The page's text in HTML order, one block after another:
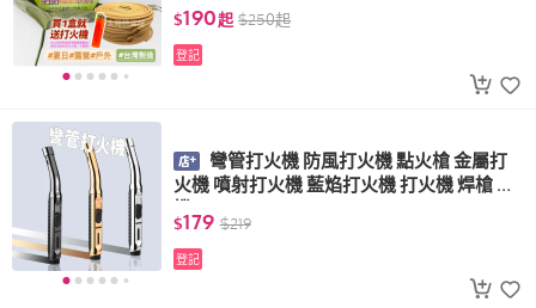
$190起 $250起
登記
彎管打火機 防風打火機 點火槍 金屬打
火機 噴射打火機 藍焰打火機 打火機 焊槍 火
機
$179 $219
登記